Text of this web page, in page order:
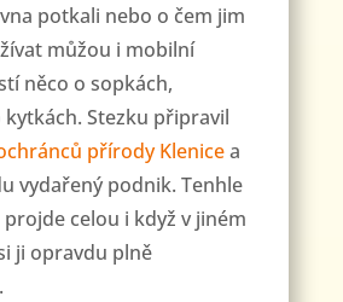
potkali nebo o čem jim
můžou i mobilní
něco o sopkách,
kytkách. Stezku připravil
přírody Klenicea
vydařený podnik. Tenhle
celou i když v jiném
ji opravdu plně